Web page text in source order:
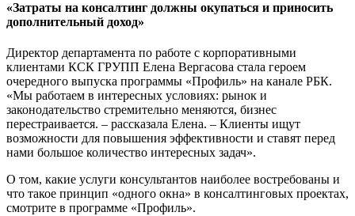
«Затраты на консалтинг должны окупаться и приносить
дополнительный доход»
Директор департамента по работе с корпоративными
клиентами КСК ГРУПП Елена Вергасова стала героем
очередного выпуска программы «Профиль» на канале РБК.
«Мы работаем в интересных условиях: рынок и
законодательство стремительно меняются, бизнес
перестраивается. – рассказала Елена. – Клиенты ищут
возможности для повышения эффективности и ставят перед
нами большое количество интересных задач».
О том, какие услуги консультантов наиболее востребованы и
что такое принцип «одного окна» в консалтинговых проектах,
смотрите в программе «Профиль».